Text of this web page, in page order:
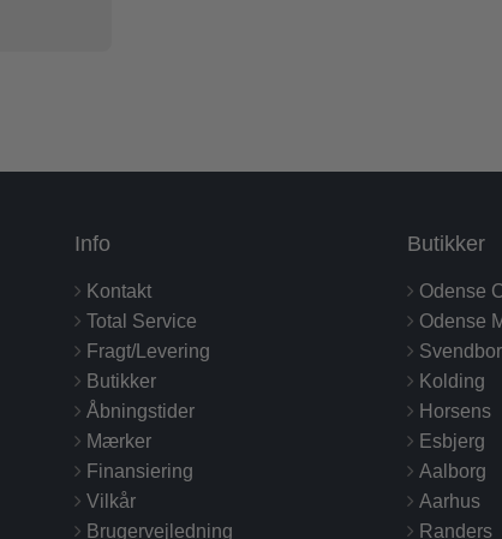
Info
Kontakt
Total Service
Fragt/Levering
Butikker
Åbningstider
Mærker
Finansiering
Vilkår
Brugervejledning
Butikker
Odense
Odense
Kolding
Horsens
Esbjerg
Aalborg
Aarhus
Randers